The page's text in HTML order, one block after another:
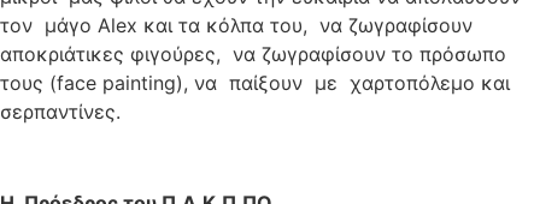
τον μάγο Alex και τα κόλπα του, να ζωγραφίσουν
αποκριάτικες φιγούρες, να ζωγραφίσουν το πρόσωπο
τους (face painting), να παίξουν με χαρτοπόλεμο και
σερπαντίνες.